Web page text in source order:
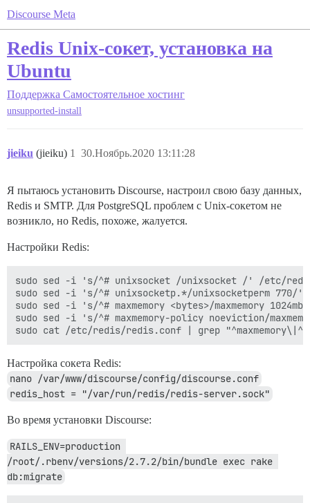
Discourse Meta
Redis Unix-сокет, установка на
Ubuntu
Поддержка Самостоятельное хостинг
unsupported-install
jieiku (jieiku) 30.Ноябрь.2020 13:11:28
1
Я пытаюсь установить Discourse, настроил свою базу данных,
Redis и SMTP. Для PostgreSQL проблем с Unix-сокетом не
возникло, но Redis, похоже, жалуется.
Настройки Redis:
sudo sed -i 's/^# unixsocket /unixsocket /' /etc/
sudo sed -i 's/^# unixsocketp.*/unixsocketperm
sudo sed -i 's/^# maxmemory <bytes>/maxmemory
sudo sed -i 's/^# maxmemory-policy noeviction/
Настройка сокета Redis:
nano /var/www/discourse/config/discourse.conf
redis_host = "/var/run/redis/redis-server.sock"
Во время установки Discourse:
RAILS_ENV=production
/root/.rbenv/versions/2.7.2/bin/bundle exec rake
db:migrate